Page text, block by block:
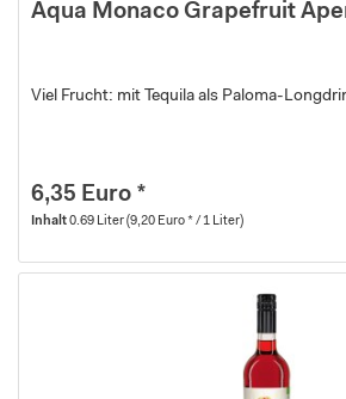
Aqua Monaco Grapefruit
Viel Frucht: mit Tequila als Paloma-
6,35 Euro *
Inhalt0.69 Liter(9,20 Euro * / 1 Liter)